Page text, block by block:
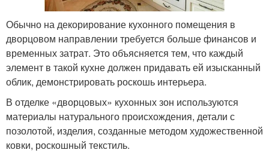
Обычно на декорирование кухонного помещения в
дворцовом направлении требуется больше финансов и
временных затрат. Это объясняется тем, что каждый
элемент в такой кухне должен придавать ей изысканный
облик, демонстрировать роскошь интерьера.
В отделке «дворцовых» кухонных зон используются
материалы натурального происхождения, детали с
позолотой, изделия, созданные методом художественной
ковки, роскошный текстиль.